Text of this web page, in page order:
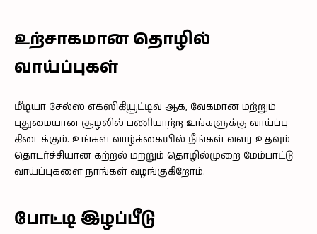
உற்சாகமான தொழில்
வாய்ப்புகள்
மீடியா சேல்ஸ் எக்ஸிகியூட்டிவ் ஆக, வேகமான மற்றும்
புதுமையான சூழலில் பணியாற்ற உங்களுக்கு வாய்ப்பு
கிடைக்கும். உங்கள் வாழ்க்கையில் நீங்கள் வளர உதவும்
தொடர்ச்சியான கற்றல் மற்றும் தொழில்முறை மேம்பாட்டு
வாய்ப்புகளை நாங்கள் வழங்குகிறோம்.
போட்டி இழப்பீடு